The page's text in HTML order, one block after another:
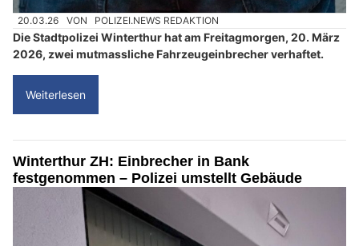
20.03.26 VON POLIZEI.NEWS REDAKTION
Die Stadtpolizei Winterthur hat am Freitagmorgen, 20. März
2026, zwei mutmassliche Fahrzeugeinbrecher verhaftet.
Weiterlesen
Winterthur ZH: Einbrecher in Bank
festgenommen – Polizei umstellt Gebäude